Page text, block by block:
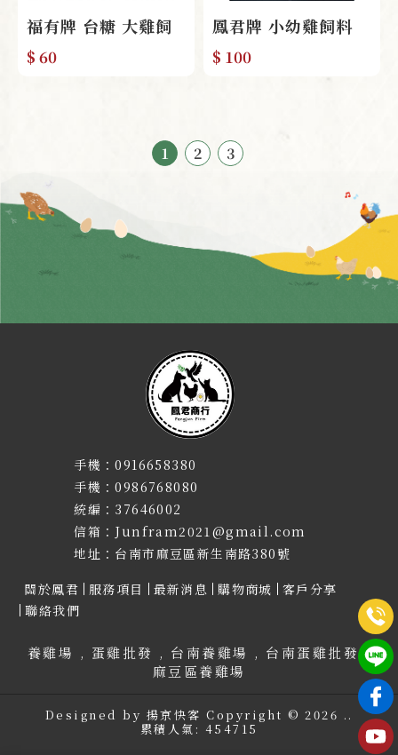
福有牌 台糖 大雞飼
料 2kg
$ 60
鳳君牌 小幼雞飼料
(粉) 分裝包
$ 100
1 2 3
0916658380
0986768080
37646002
Junfram2021@gmail.com
台南市麻豆區新生南路380號
關於鳳君
服務項目 最新消息 購物商城
客戶分享
聯絡我們
養雞場 蛋雞批發 台南養雞場
台南蛋雞批發
麻豆區養雞場
Designed by 揚京快客 Copyright © 2026 ..
累積人氣: 454715